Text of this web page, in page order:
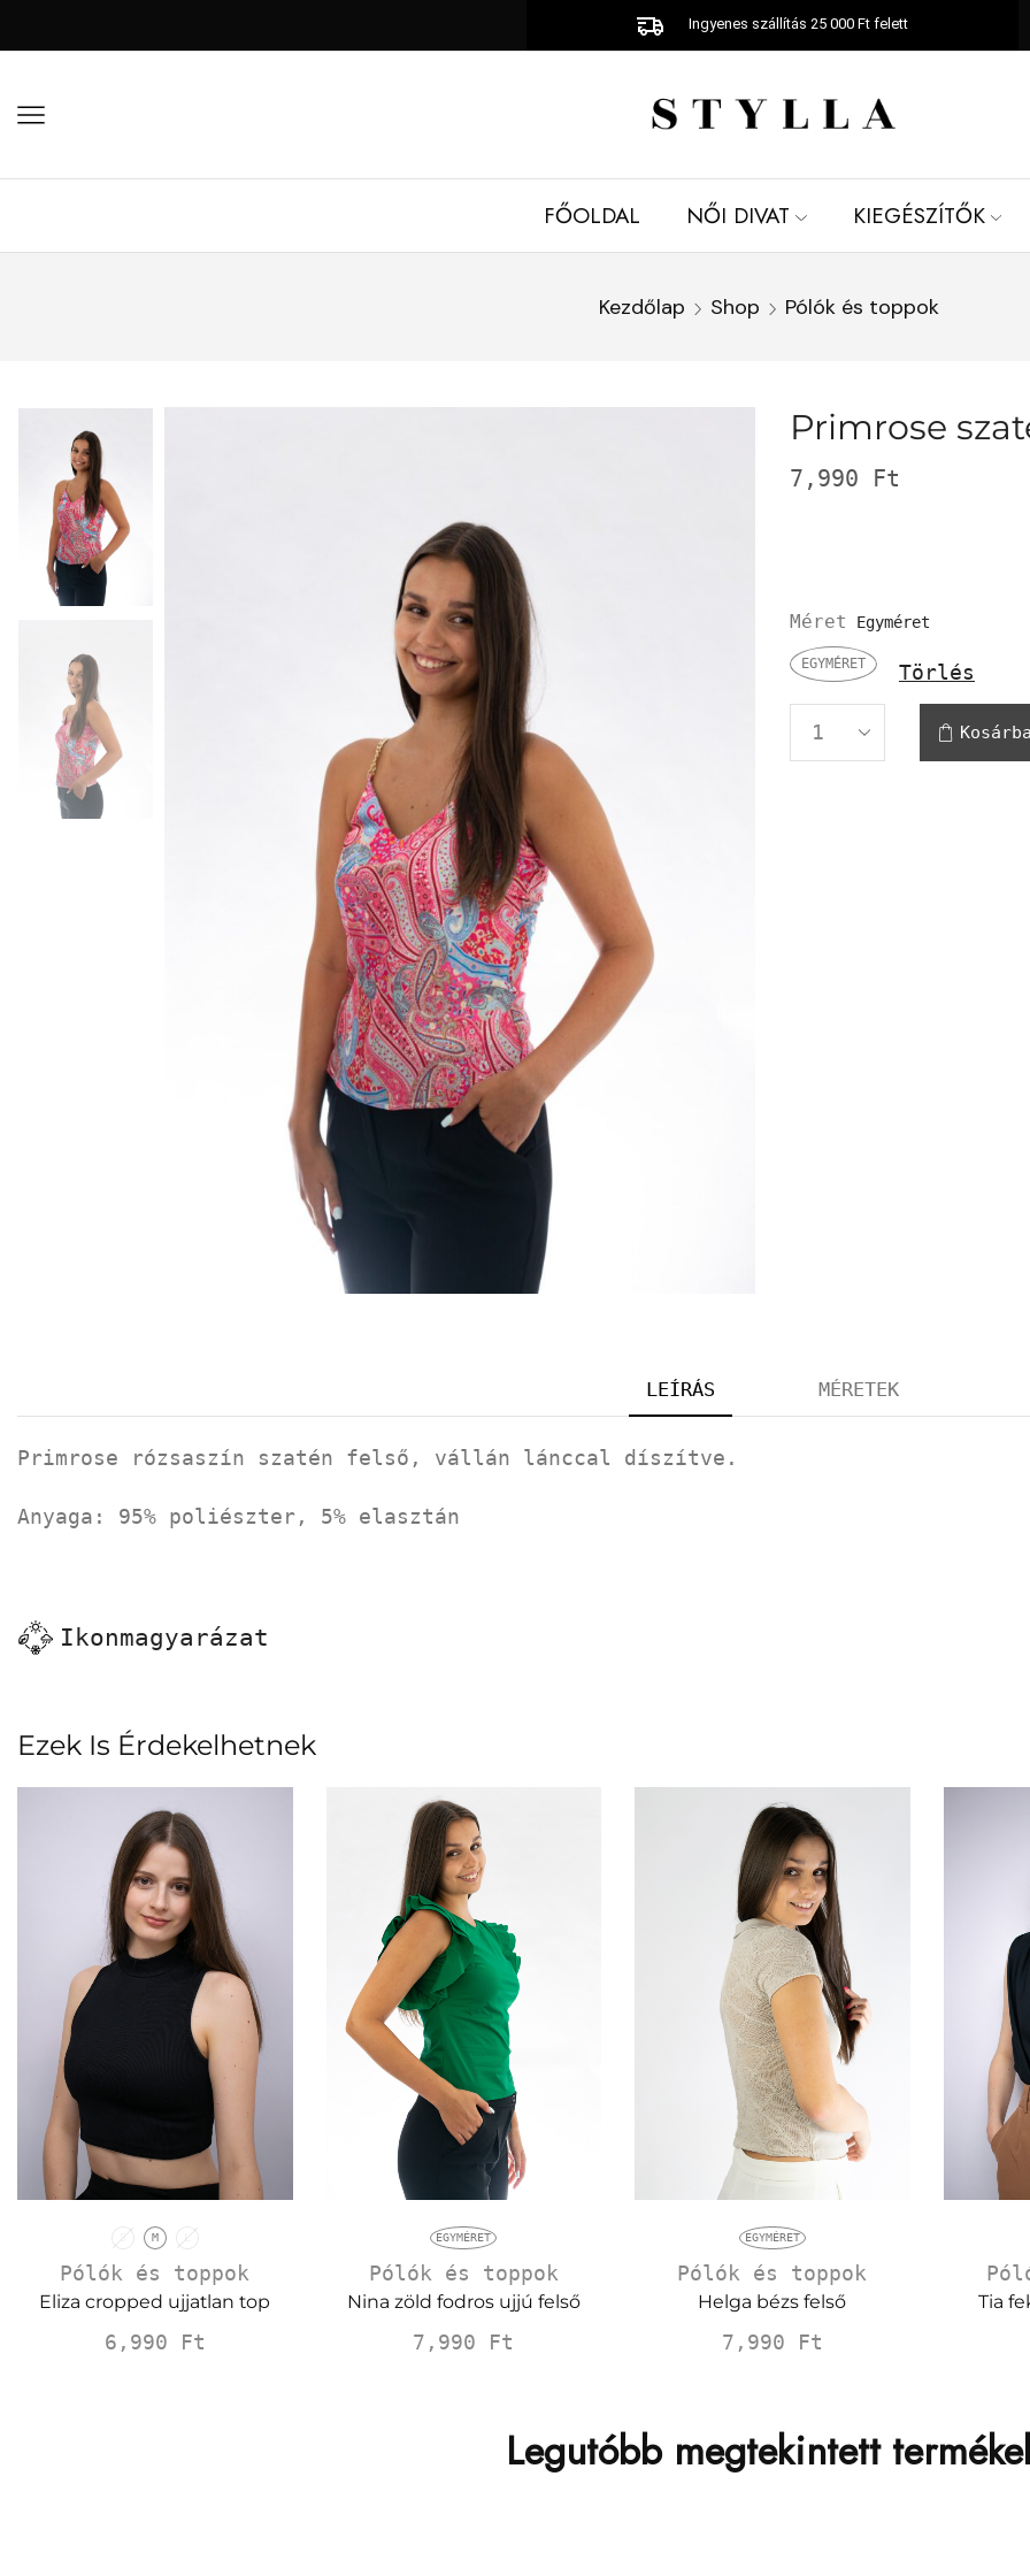
Ingyenes szállítás 25 000 Ft felett
FŐOLDAL NŐI DIVAT KIEGÉSZÍTŐK
Kezdőlap Shop Pólók és toppok
Primrose
7,990 Ft
Méret
EGYMÉRET Törlés
LEÍRÁS MÉRETEK
Primrose rózsaszín szatén felső, vállán lánccal díszítve.
Anyaga: 95% poliészter, 5% elasztán
Ikonmagyarázat
Ezek Is Érdekelhetnek
S M L
Pólók és toppok
Eliza cropped ujjatlan top
6,990 Ft
EGYMÉRET
Pólók és toppok
Nina zöld fodros ujjú felső
7,990 Ft
EGYMÉRET
Pólók és toppok
Helga bézs felső
7,990 Ft
Tia
Legutóbb megtekintett